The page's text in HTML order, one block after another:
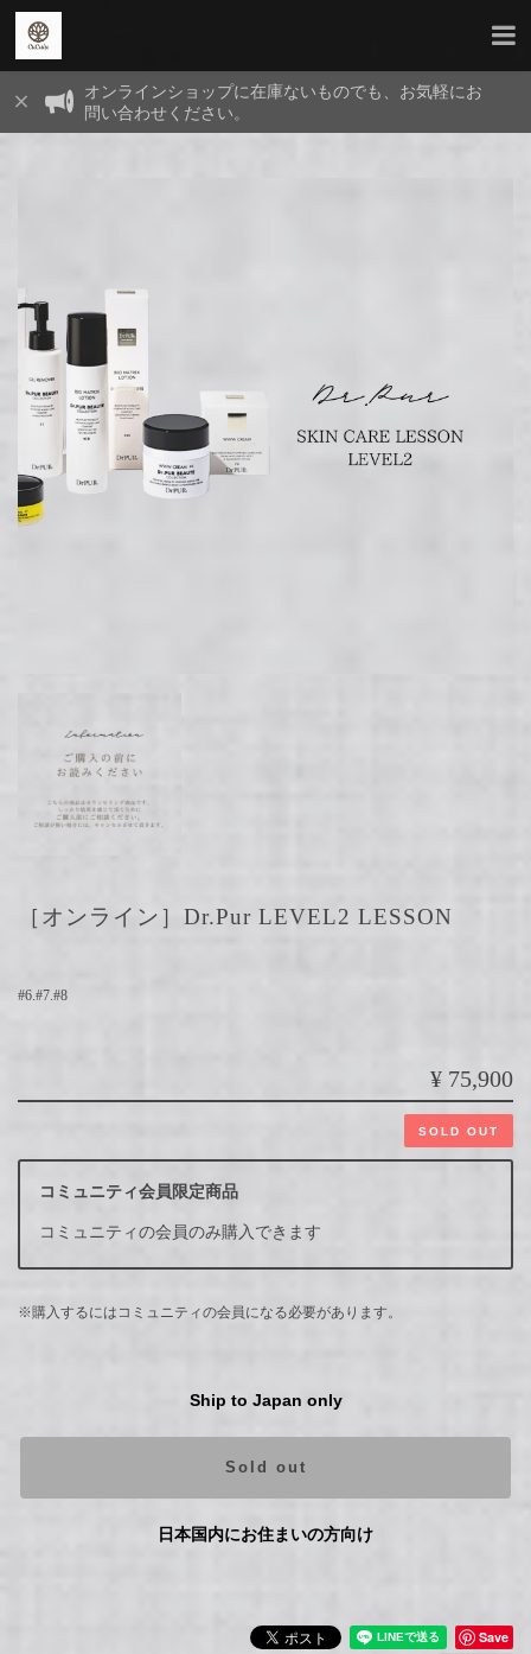
オンラインショップに在庫ないものでも、お気軽にお
問い合わせください。
［オンライン］Dr.Pur LEVEL2 LESSON
#6.#7.#8
¥75,900
SOLD OUT
コミュニティ会員限定商品
コミュニティの会員のみ購入できます
※購入するにはコミュニティの会員になる必要があります。
Ship to Japan only
Sold out
日本国内にお住まいの方向け
Save